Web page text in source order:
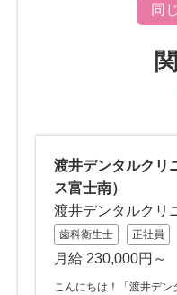
同
渡井デンタルクリ
ス富士南）
渡井デンタルクリ
歯科衛生士 正社員
月給 230,000円～
こんにちは！「渡井デ